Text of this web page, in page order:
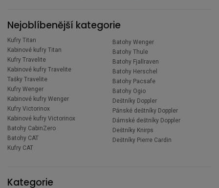
Nejoblíbenější kategorie
Kufry Titan
Kabinové kufry Titan
Kufry Travelite
Kabinové kufry Travelite
Tašky Travelite
Kufry Wenger
Kabinové kufry Wenger
Kufry Victorinox
Kabinové kufry Victorinox
Batohy CabinZero
Batohy CAT
Kufry CAT
Batohy Wenger
Batohy Thule
Batohy Fjallraven
Batohy Herschel
Batohy Pacsafe
Batohy Ogio
Deštníky Doppler
Pánské deštníky Doppler
Dámské deštníky Doppler
Deštníky Knirps
Deštníky Pierre Cardin
Kategorie